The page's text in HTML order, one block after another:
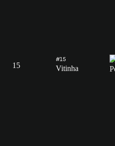
15
#15
Vitinha